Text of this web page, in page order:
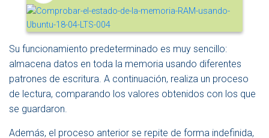
Su funcionamiento predeterminado es muy sencillo:
almacena datos en toda la memoria usando diferentes
patrones de escritura. A continuación, realiza un proceso
de lectura, comparando los valores obtenidos con los que
se guardaron.
Además, el proceso anterior se repite de forma indefinida,